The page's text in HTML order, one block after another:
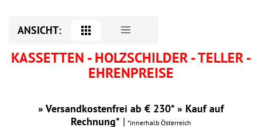
ANSICHT:
KASSETTEN - HOLZSCHILDER - TELLER -
EHRENPREISE
» Versandkostenfrei ab € 230* » Kauf auf